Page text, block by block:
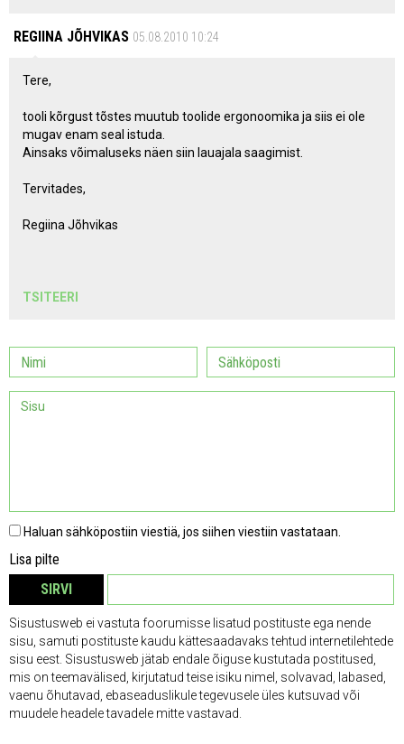
REGIINA JÕHVIKAS 05.08.2010 10:24
Tere,
tooli kõrgust tõstes muutub toolide ergonoomika ja siis ei ole
mugav enam seal istuda.
Ainsaks võimaluseks näen siin lauajala saagimist.
Tervitades,
Regiina Jõhvikas
TSITEERI
Haluan sähköpostiin viestiä, jos siihen viestiin vastataan.
Lisa pilte
SIRVI
Sisustusweb ei vastuta foorumisse lisatud postituste ega nende
sisu, samuti postituste kaudu kättesaadavaks tehtud internetilehtede
sisu eest. Sisustusweb jätab endale õiguse kustutada postitused,
mis on teemavälised, kirjutatud teise isiku nimel, solvavad, labased,
vaenu õhutavad, ebaseaduslikule tegevusele üles kutsuvad või
muudele headele tavadele mitte vastavad.